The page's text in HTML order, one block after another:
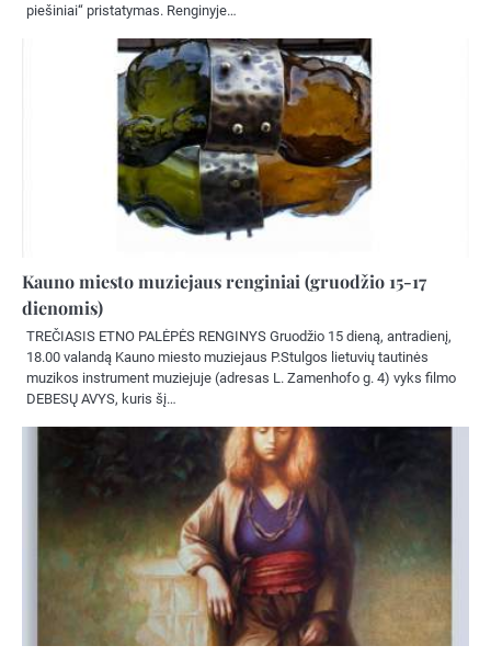
piešiniai“ pristatymas. Renginyje…
Kauno miesto muziejaus renginiai (gruodžio 15-17
dienomis)
TREČIASIS ETNO PALĖPĖS RENGINYS Gruodžio 15 dieną, antradienį,
18.00 valandą Kauno miesto muziejaus P.Stulgos lietuvių tautinės
muzikos instrument muziejuje (adresas L. Zamenhofo g. 4) vyks filmo
DEBESŲ AVYS, kuris šį…